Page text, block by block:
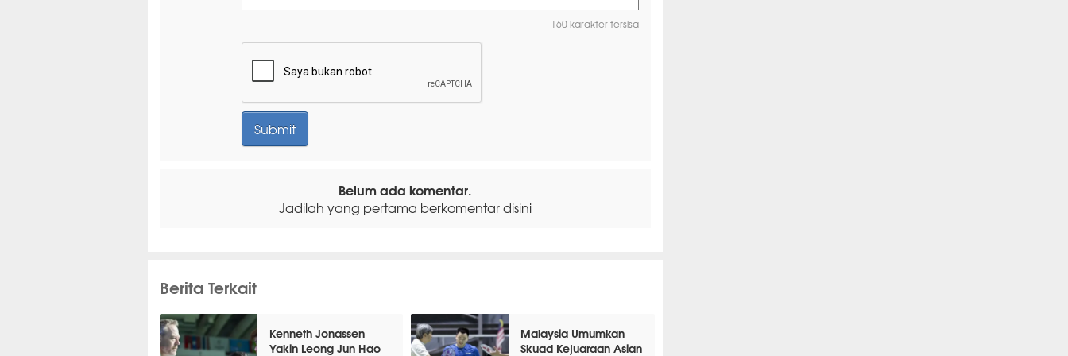
160 karakter tersisa
Belum ada komentar.
Jadilah yang pertama berkomentar disini
Berita Terkait
Kenneth Jonassen
Yakin Leong Jun Hao
Malaysia Umumkan
Skuad Kejuaraan Asian